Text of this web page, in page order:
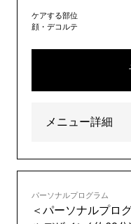
ケアする部位
顔・デコルテ
メニュー詳細
パーソナルプログラム
＜パーソナルプロ